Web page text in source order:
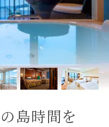
島時間を